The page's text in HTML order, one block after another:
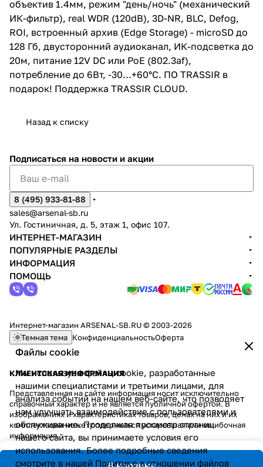
объектив 1.4мм, режим "день/ночь" (механический
ИК-фильтр), real WDR (120dB), 3D-NR, BLC, Defog,
ROI, встроенный архив (Edge Storage) - microSD до
128 Гб, двусторонний аудиоканал, ИК-подсветка до
20м, питание 12V DC или PoE (802.3af),
потребление до 6Вт, -30…+60°C. ПО TRASSIR в
подарок! Поддержка TRASSIR CLOUD.
Назад к списку
Файлы cookie
Мы используем файлы cookie, разработанные
нашими специалистами и третьими лицами, для
анализа событий на нашем веб-сайте, что позволяет
нам улучшать взаимодействие с пользователями и
обслуживание. Продолжая просмотр страниц
нашего сайта, вы принимаете условия его
использования. Более подробные сведения
смотрите в нашей Политике в отношении файлов
Подписаться на новости и акции
8 (495) 933-81-88
sales@arsenal-sb.ru
Ул. Гостиничная, д. 5, этаж 1, офис 107.
ИНТЕРНЕТ-МАГАЗИН
ПОПУЛЯРНЫЕ РАЗДЕЛЫ
ИНФОРМАЦИЯ
ПОМОЩЬ
Интернет-магазин ARSENAL-SB.RU © 2003-2026
Темная тема КонфиденциальностьОферта
КЛИЕНТСКАЯ ИНФОРМАЦИЯ
Представленная на сайте информация носит исключительно
справочный характер и не является публичной офертой. В
изображениях и характеристиках товаров, ценах на них и их
комплектации может содержаться устаревшая или ошибочная
информация.